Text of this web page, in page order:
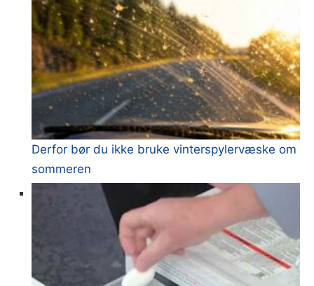
Derfor bør du ikke bruke vinterspylervæske om
sommeren